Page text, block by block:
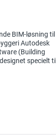
BIM-løsning til
Autodesk
(Building
specielt til